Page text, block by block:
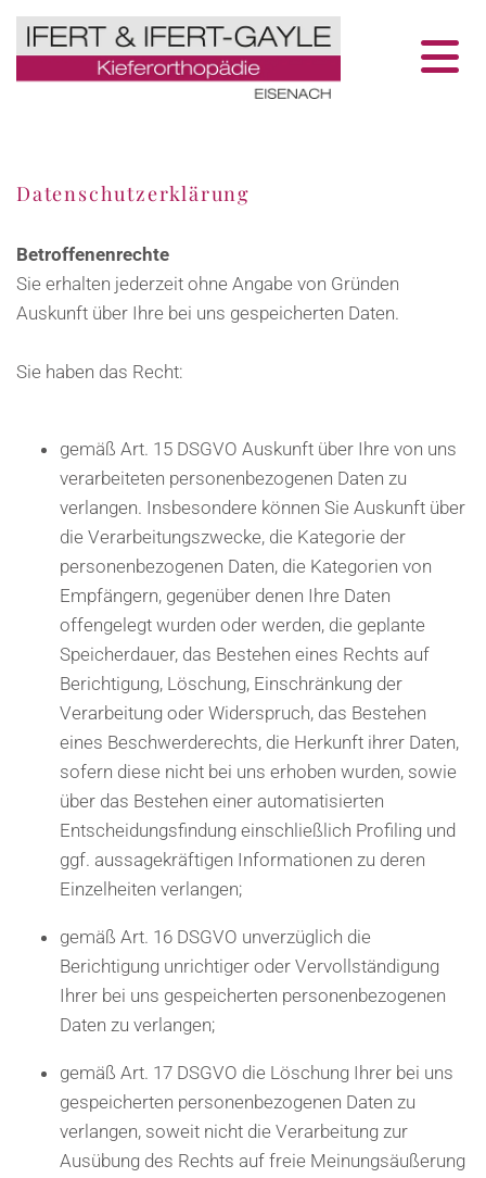
Datenschutzerklärung
Betroffenenrechte
Sie erhalten jederzeit ohne Angabe von Gründen
Auskunft über Ihre bei uns gespeicherten Daten.
Sie haben das Recht:
gemäß Art. 15 DSGVO Auskunft über Ihre von uns
verarbeiteten personenbezogenen Daten zu
verlangen. Insbesondere können Sie Auskunft über
die Verarbeitungszwecke, die Kategorie der
personenbezogenen Daten, die Kategorien von
Empfängern, gegenüber denen Ihre Daten
offengelegt wurden oder werden, die geplante
Speicherdauer, das Bestehen eines Rechts auf
Berichtigung, Löschung, Einschränkung der
Verarbeitung oder Widerspruch, das Bestehen
eines Beschwerderechts, die Herkunft ihrer Daten,
sofern diese nicht bei uns erhoben wurden, sowie
über das Bestehen einer automatisierten
Entscheidungsfindung einschließlich Profiling und
ggf. aussagekräftigen Informationen zu deren
Einzelheiten verlangen;
gemäß Art. 16 DSGVO unverzüglich die
Berichtigung unrichtiger oder Vervollständigung
Ihrer bei uns gespeicherten personenbezogenen
Daten zu verlangen;
gemäß Art. 17 DSGVO die Löschung Ihrer bei uns
gespeicherten personenbezogenen Daten zu
verlangen, soweit nicht die Verarbeitung zur
Ausübung des Rechts auf freie Meinungsäußerung